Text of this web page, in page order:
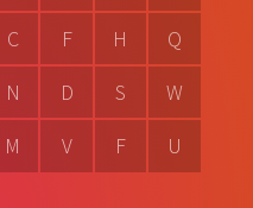
C F H
Q
N D S
W
M V F U